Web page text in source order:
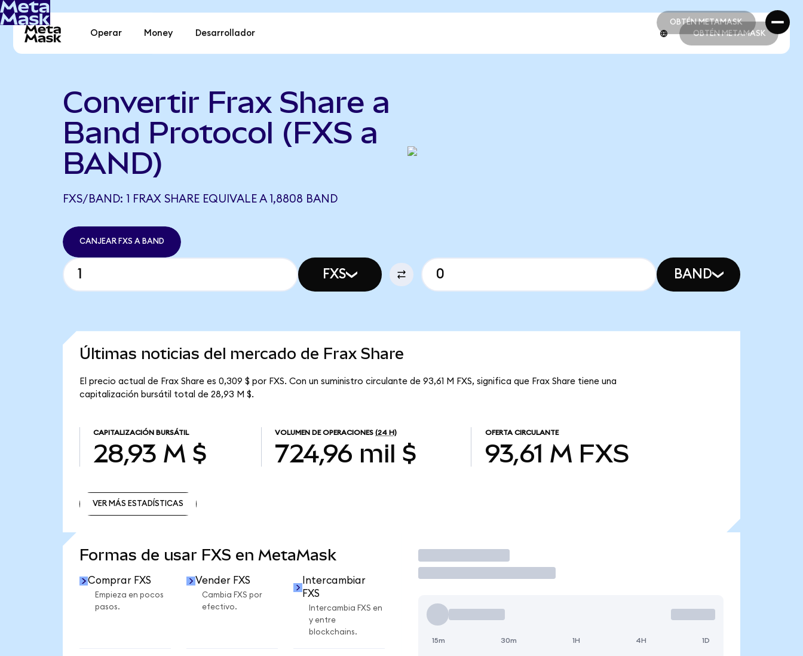
OBTÉN METAMASK
OBTÉN METAMASK
Operar Money Desarrollador OBTÉN METAMASK
Convertir Frax Share a
Band Protocol (FXS a
BAND)
FXS/BAND: 1 FRAX SHARE EQUIVALE A 1,8808 BAND
CANJEAR FXS A BAND
FXS BAND
Últimas noticias del mercado de Frax Share
El precio actual de Frax Share es 0,309 $ por FXS. Con un suministro circulante de 93,61 M FXS, significa que Frax Share tiene una
capitalización bursátil total de 28,93 M $.
CAPITALIZACIÓN BURSÁTIL
28,93 M $
VOLUMEN DE OPERACIONES (24 H)
724,96 mil $
OFERTA CIRCULANTE
93,61 M FXS
VER MÁS ESTADÍSTICAS
Formas de usar FXS en MetaMask
Comprar FXS
Empieza en pocos
pasos.
Vender FXS
Cambia FXS por
efectivo.
Intercambiar
FXS
Intercambia FXS en
y entre
blockchains.
Operar
15m 30m 1H 4H 1D